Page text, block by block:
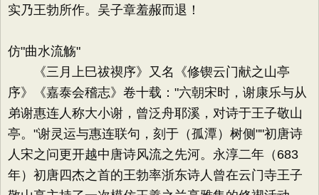
实乃王勃所作。吴子章羞赧而退！
仿"曲水流觞"
《三月上巳祓禊序》又名《修锲云门献之山亭
序》《嘉泰会稽志》卷十载："六朝宋时，谢康乐与从
弟谢惠连人称大小谢，曾泛舟耶溪，对诗于王子敬山
亭。"谢灵运与惠连联句，刻于（孤潭）树侧""初唐诗
人宋之问更开越中唐诗风流之先河。永淳二年（683
年）初唐四杰之首的王勃率浙东诗人曾在云门寺王子